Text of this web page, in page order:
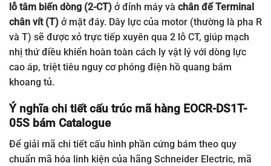
lỗ tâm biến dòng (2-CT) ở đỉnh máy và chân đế Terminal
chân vít (T) ở mặt đáy. Dây lực của motor (thường là pha R
và T) sẽ được xỏ trực tiếp xuyên qua 2 lỗ CT, giúp mạch
nhị thứ điều khiển hoàn toàn cách ly vật lý với dòng lực
cao áp, triệt tiêu nguy cơ phóng điện hồ quang bám
khoang tủ.
Ý nghĩa chi tiết cấu trúc mã hàng EOCR-DS1T-
05S bám Catalogue
Để giải mã chi tiết cấu hình phần cứng bám theo quy
chuẩn mã hóa linh kiện của hãng Schneider Electric, mã